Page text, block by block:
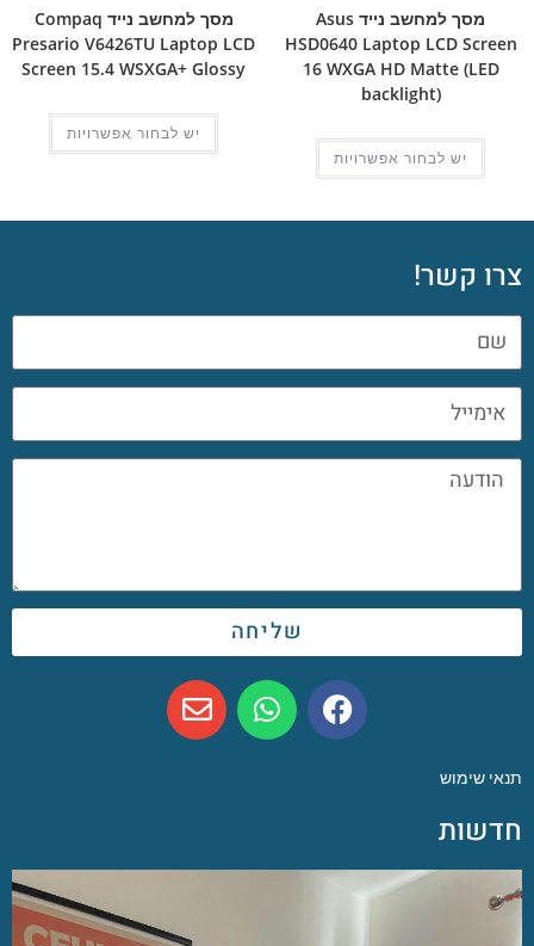
מסך למחשב נייד Asus
HSD0640 Laptop LCD Screen
16 WXGA HD Matte (LED
backlight)
יש לבחור אפשרויות
מסך למחשב נייד Compaq
Presario V6426TU Laptop LCD
Screen 15.4 WSXGA+ Glossy
יש לבחור אפשרויות
צרו קשר!
שליחה
תנאי שימוש
חדשות